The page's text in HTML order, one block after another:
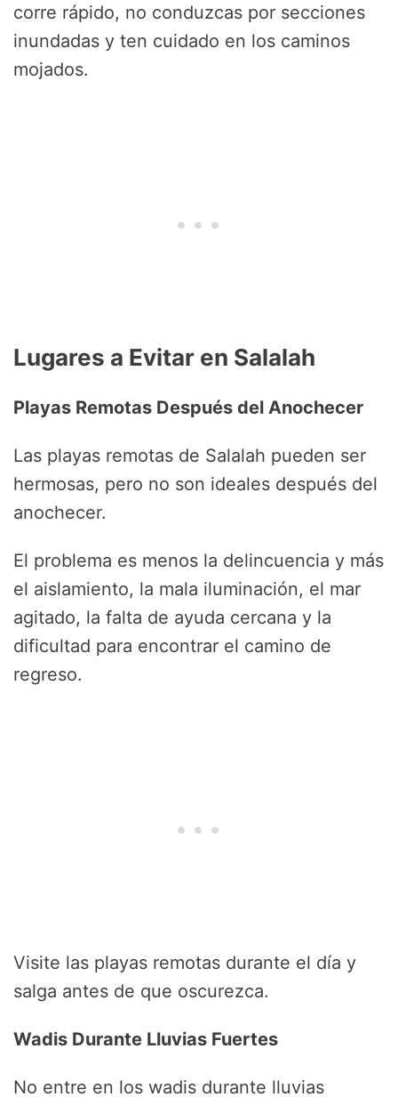
corre rápido, no conduzcas por secciones
inundadas y ten cuidado en los caminos
mojados.
Lugares a Evitar en Salalah
Playas Remotas Después del Anochecer
Las playas remotas de Salalah pueden ser
hermosas, pero no son ideales después del
anochecer.
El problema es menos la delincuencia y más
el aislamiento, la mala iluminación, el mar
agitado, la falta de ayuda cercana y la
dificultad para encontrar el camino de
regreso.
Visite las playas remotas durante el día y
salga antes de que oscurezca.
Wadis Durante Lluvias Fuertes
No entre en los wadis durante lluvias